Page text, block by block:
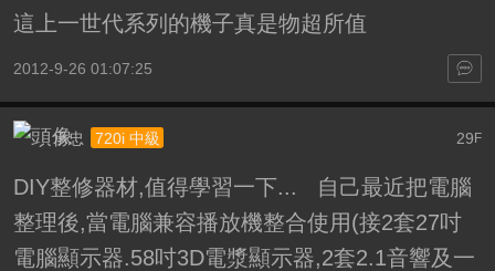
這上一世代系列的機子真是物超所值
2012-9-26 01:07:25
29 F
承忠 720i 中級
DIY整修器材,值得學習一下... 自己最近把電腦
整理後,當電腦兼容播放機整合使用(接2套27吋
電腦顯示器.58吋3D電漿顯示器,2套2.1音響及一